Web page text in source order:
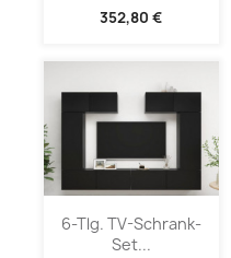
352,80 €
6-Tlg. TV-Schrank-
Set...